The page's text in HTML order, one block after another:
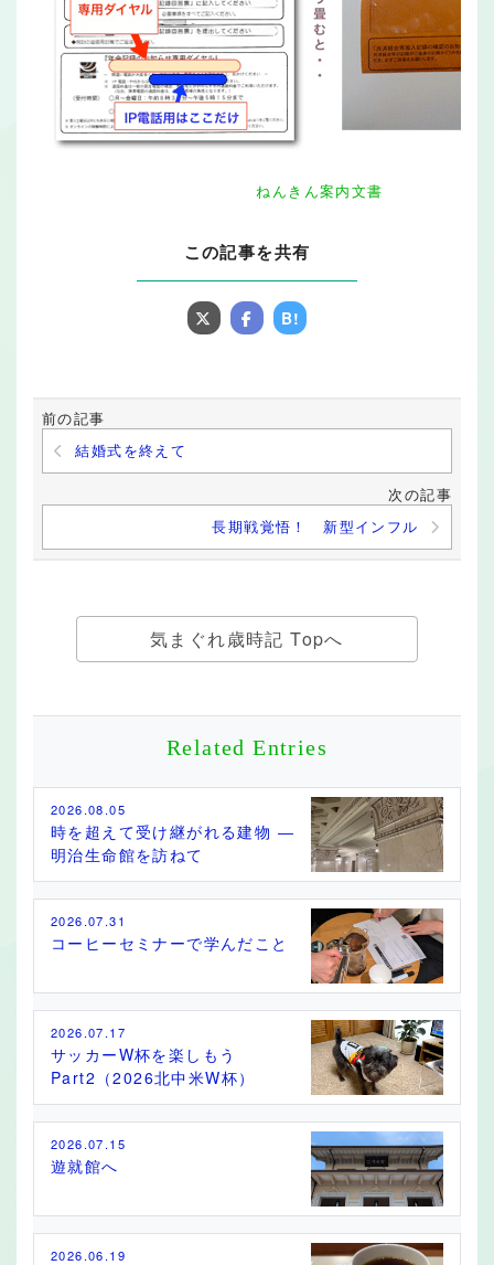
ねんきん案内文書
この記事を共有
B!
前の記事
結婚式を終えて
次の記事
長期戦覚悟！ 新型インフル
気まぐれ歳時記 Topへ
Related Entries
2026.08.05
時を超えて受け継がれる建物 ―
明治生命館を訪ねて
2026.07.31
コーヒーセミナーで学んだこと
2026.07.17
サッカーW杯を楽しもう
Part2（2026北中米W杯）
2026.07.15
遊就館へ
2026.06.19